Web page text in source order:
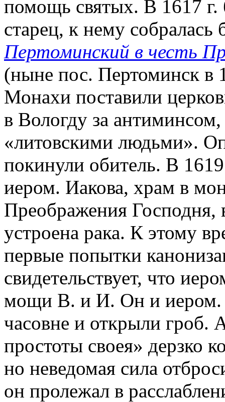
помощь святых. В 1617 г.
старец, к нему собралась
Пертоминский в честь
(ныне пос. Пертоминск в
Монахи поставили
в Вологду за
«литовскими людьми».
покинули обитель. В 1619
иером. Иакова, храм в
Преображения
устроена рака. К этому
первые попытки
свидетельствует, что
мощи В. и И. Он и иером.
часовне и открыли гроб.
простоты своея» дерзко
но неведомая сила
он пролежал в